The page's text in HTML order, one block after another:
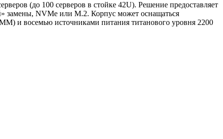
(до 100 серверов в стойке 42U). Решение предоставляет
замены, NVMe или M.2. Корпус может оснащаться
и восемью источниками питания титанового уровня 2200